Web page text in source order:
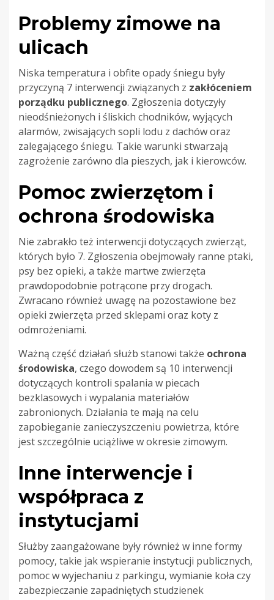
Problemy zimowe na
ulicach
Niska temperatura i obfite opady śniegu były
przyczyną 7 interwencji związanych z zakłóceniem
porządku publicznego. Zgłoszenia dotyczyły
nieodśnieżonych i śliskich chodników, wyjących
alarmów, zwisających sopli lodu z dachów oraz
zalegającego śniegu. Takie warunki stwarzają
zagrożenie zarówno dla pieszych, jak i kierowców.
Pomoc zwierzętom i
ochrona środowiska
Nie zabrakło też interwencji dotyczących zwierząt,
których było 7. Zgłoszenia obejmowały ranne ptaki,
psy bez opieki, a także martwe zwierzęta
prawdopodobnie potrącone przy drogach.
Zwracano również uwagę na pozostawione bez
opieki zwierzęta przed sklepami oraz koty z
odmrożeniami.
Ważną część działań służb stanowi także ochrona
środowiska, czego dowodem są 10 interwencji
dotyczących kontroli spalania w piecach
bezklasowych i wypalania materiałów
zabronionych. Działania te mają na celu
zapobieganie zanieczyszczeniu powietrza, które
jest szczególnie uciążliwe w okresie zimowym.
Inne interwencje i
współpraca z
instytucjami
Służby zaangażowane były również w inne formy
pomocy, takie jak wspieranie instytucji publicznych,
pomoc w wyjechaniu z parkingu, wymianie koła czy
zabezpieczanie zapadniętych studzienek